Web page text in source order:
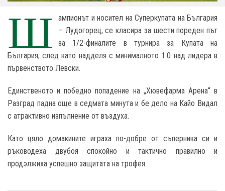
Ш
ампионът и носител на Суперкупата на България
– Лудогорец, се класира за шести пореден път
за 1/2-финалите в турнира за Купата на
България, след като надделя с минималното 1:0 над лидера в
първенството Левски.
Единственото и победно попадение на „Хювефарма Арена“ в
Разград падна още в седмата минута и бе дело на Кайо Видал
с атрактивно изпълнение от въздуха.
Като цяло домакините играха по-добре от съперника си и
ръководеха двубоя спокойно и тактично правилно и
продэлжиха успешно защитата на трофея.